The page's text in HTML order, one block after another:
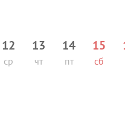
12
ср
13
чт
14
пт
15
сб